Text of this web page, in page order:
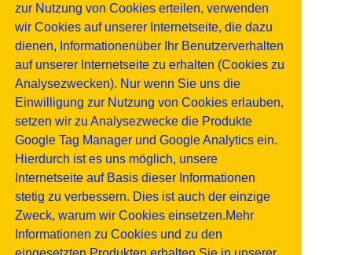
zur Nutzung von Cookies erteilen, verwenden
wir Cookies auf unserer Internetseite, die dazu
dienen, Informationenüber Ihr Benutzerverhalten
auf unserer Internetseite zu erhalten (Cookies zu
Analysezwecken). Nur wenn Sie uns die
Einwilligung zur Nutzung von Cookies erlauben,
setzen wir zu Analysezwecke die Produkte
Google Tag Manager und Google Analytics ein.
Hierdurch ist es uns möglich, unsere
Internetseite auf Basis dieser Informationen
stetig zu verbessern. Dies ist auch der einzige
Zweck, warum wir Cookies einsetzen.Mehr
Informationen zu Cookies und zu den